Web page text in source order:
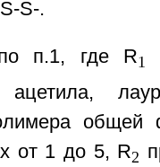
S-.
п.1, где R1
от 1 до 5, R2